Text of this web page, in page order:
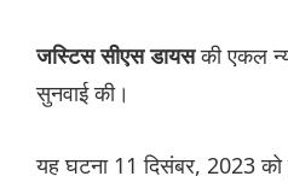
जस्टिस सीएस डायसकी एकल
सुनवाई की।
यह घटना 11 दिसंबर, 2023 को